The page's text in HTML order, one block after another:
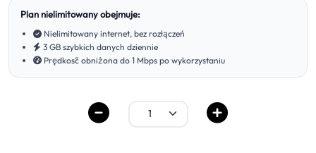
Plan nielimitowany obejmuje:
Nielimitowany internet, bez rozłączeń
3 GB szybkich danych dziennie
Prędkość obniżona do 1 Mbps po wykorzystaniu